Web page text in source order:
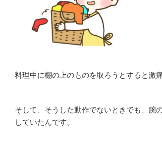
料理中に棚の上のものを取ろうとすると激
そして、そうした動作でないときでも、腕
していたんです。